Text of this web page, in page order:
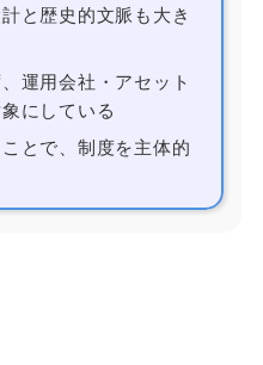
と歴史的文脈も大き
運用会社・アセット
にしている
とで、制度を主体的